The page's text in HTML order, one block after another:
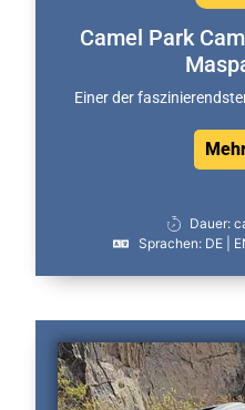
Camel Park
Einer der
Dauer:
Sprachen: DE |